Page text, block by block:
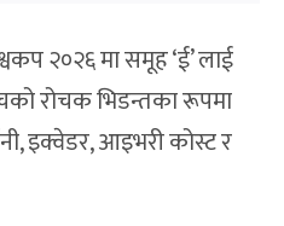
२०२६ मा समूह ‘ई’ लाई
रोचक भिडन्तका रूपमा
इक्वेडर, आइभरी कोस्ट र